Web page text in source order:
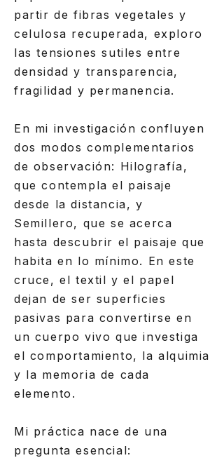
partir de fibras vegetales y
celulosa recuperada, exploro
las tensiones sutiles entre
densidad y transparencia,
fragilidad y permanencia.
En mi investigación confluyen
dos modos complementarios
de observación: Hilografía,
que contempla el paisaje
desde la distancia, y
Semillero, que se acerca
hasta descubrir el paisaje que
habita en lo mínimo. En este
cruce, el textil y el papel
dejan de ser superficies
pasivas para convertirse en
un cuerpo vivo que investiga
el comportamiento, la alquimia
y la memoria de cada
elemento.
Mi práctica nace de una
pregunta esencial: